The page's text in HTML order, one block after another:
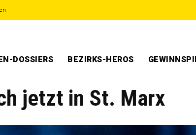
DOSSIERS BEZIRKS-HEROS
jetzt in St. Marx